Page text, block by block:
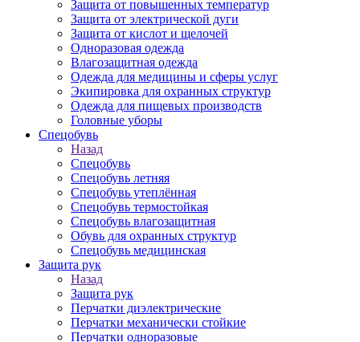
Защита от повышенных температур
Защита от электрической дуги
Защита от кислот и щелочей
Одноразовая одежда
Влагозащитная одежда
Одежда для медицины и сферы услуг
Экипировка для охранных структур
Одежда для пищевых производств
Головные уборы
Спецобувь
Назад
Спецобувь
Спецобувь летняя
Спецобувь утеплённая
Спецобувь термостойкая
Спецобувь влагозащитная
Обувь для охранных структур
Спецобувь медицинская
Защита рук
Назад
Защита рук
Перчатки диэлектрические
Перчатки механически стойкие
Перчатки одноразовые